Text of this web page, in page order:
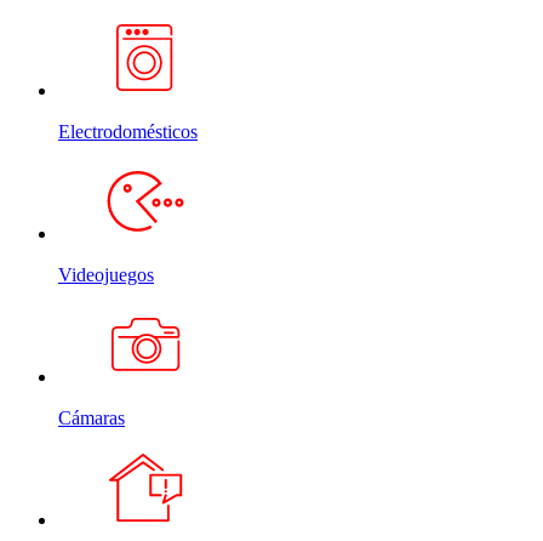
Electrodomésticos
Videojuegos
Cámaras